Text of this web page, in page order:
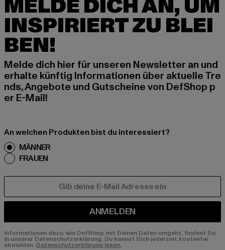
MELDE DICH AN, UM
INSPIRIERT ZU BLEI
BEN!
Melde dich hier für unseren Newsletter an und
erhalte künftig Informationen über aktuelle Tre
nds, Angebote und Gutscheine von DefShop p
er E-Mail!
An welchen Produkten bist du interessiert?
MÄNNER
FRAUEN
ANMELDEN
Informationen dazu, wie DefShop mit Deinen Daten umgeht, findest Du
in unserer Datenschutzerklärung. Du kannst Dich jederzeit kostenfei
abmelden. Datenschutzerklärung lesen.